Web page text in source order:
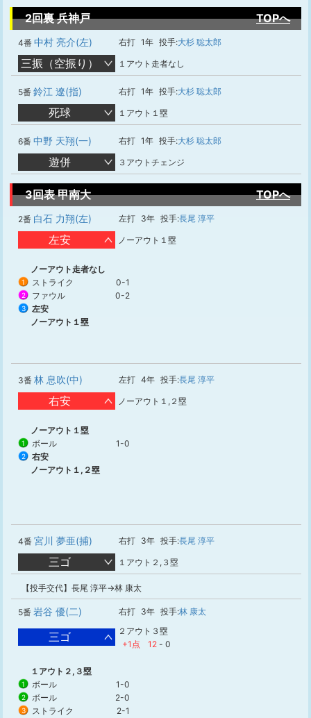
2回裏 兵神戸 TOPへ
4番 中村 亮介(左) 右打 1年 投手:大杉 聡太郎
三振（空振り） １アウト走者なし
5番 鈴江 遼(指) 右打 1年 投手:大杉 聡太郎
死球 １アウト１塁
6番 中野 天翔(一) 右打 1年 投手:大杉 聡太郎
遊併 ３アウトチェンジ
3回表 甲南大 TOPへ
2番 白石 力翔(左) 左打 3年 投手:長尾 淳平
左安 ノーアウト１塁
ノーアウト走者なし
1 ストライク 0-1
2 ファウル 0-2
3
左安
ノーアウト１塁
3番 林 息吹(中) 左打 4年 投手:長尾 淳平
右安 ノーアウト１,２塁
ノーアウト１塁
1 ボール 1-0
2
右安
ノーアウト１,２塁
4番 宮川 夢亜(捕) 右打 3年 投手:長尾 淳平
三ゴ １アウト２,３塁
【投手交代】長尾 淳平→林 康太
5番 岩谷 優(二) 右打 3年 投手:林 康太
三ゴ
２アウト３塁
+1点
12 - 0
１アウト２,３塁
1 ボール 1-0
2 ボール 2-0
3 ストライク 2-1